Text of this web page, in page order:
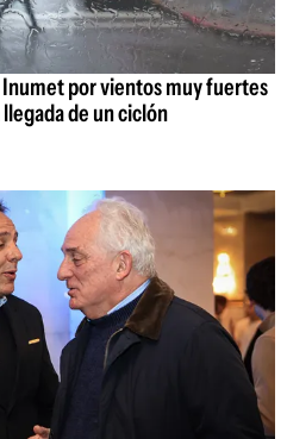
por vientos muy fuertes
de un ciclón